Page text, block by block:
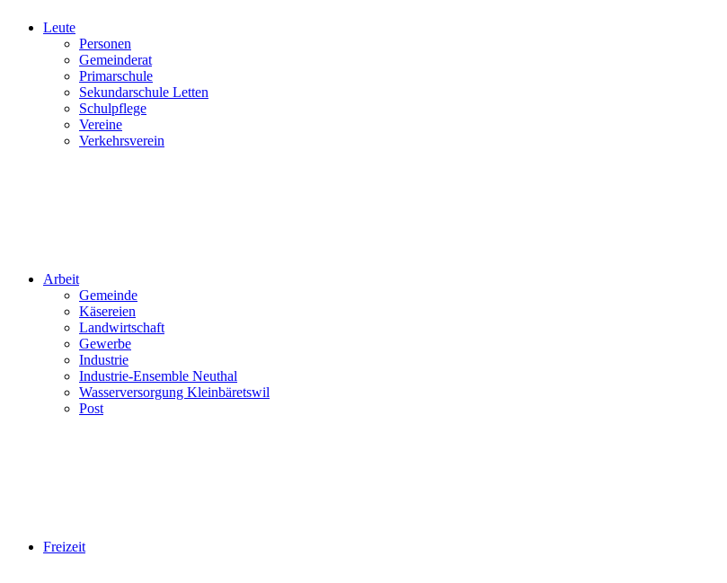
Leute
Personen
Gemeinderat
Primarschule
Sekundarschule Letten
Schulpflege
Vereine
Verkehrsverein
Arbeit
Gemeinde
Käsereien
Landwirtschaft
Gewerbe
Industrie
Industrie-Ensemble Neuthal
Wasserversorgung Kleinbäretswil
Post
Freizeit